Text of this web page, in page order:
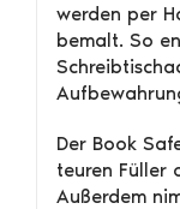
werden per
bemalt. So
Der Book
teuren Füller
Außerdem